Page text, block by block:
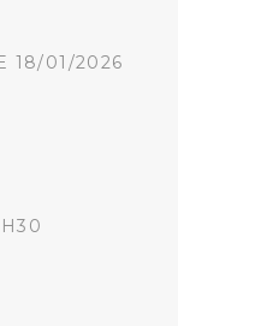
18/01/2026